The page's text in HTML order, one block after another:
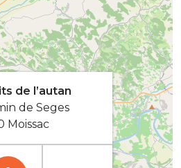
de l’autan
de Seges
Moissac